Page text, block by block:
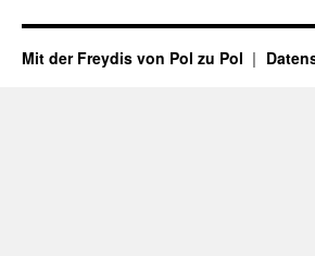
Mit der Freydis von Pol zu Pol